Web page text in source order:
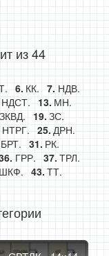
из 44
КК.
НДВ.
НДСТ.
МН.
ЗКВД.
ЗС.
НТРГ.
ДРН.
БРТ.
РК.
ГРР.
ТРЛ.
ШКФ.
ТТ.